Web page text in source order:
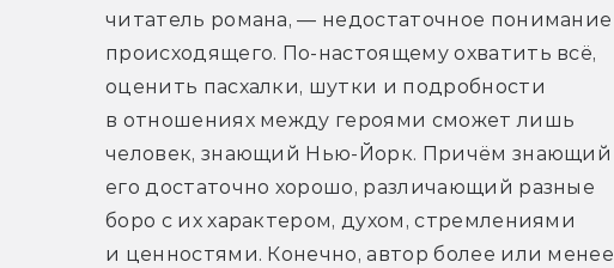
читатель романа, — недостаточное понимание
происходящего. По-настоящему охватить всё,
оценить пасхалки, шутки и подробности
в отношениях между героями сможет лишь
человек, знающий Нью-Йорк. Причём знающий
его достаточно хорошо, различающий разные
боро с их характером, духом, стремлениями
и ценностями. Конечно, автор более или менее